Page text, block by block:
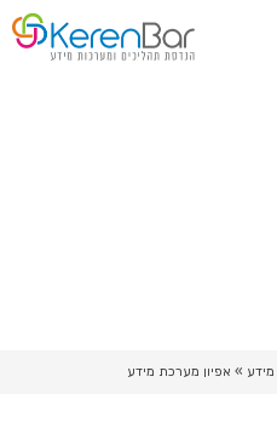
מידע » אפיון מערכת מידע